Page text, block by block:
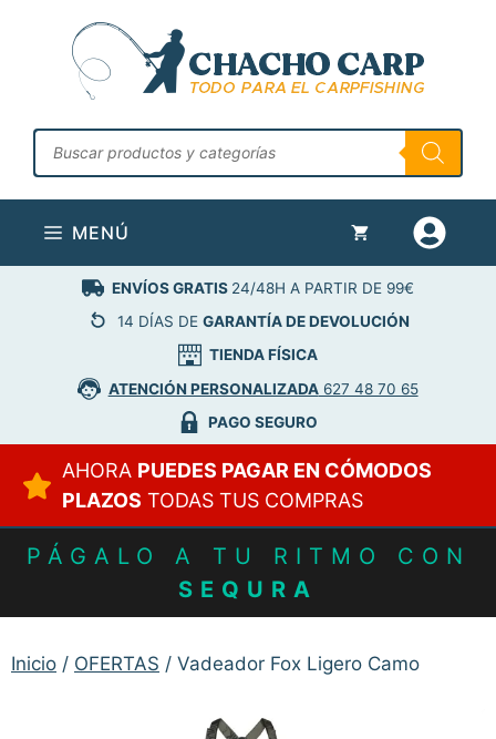
contenido
Búsqueda
de
productos
MENÚ
ENVÍOS GRATIS 24/48H A PARTIR DE 99€
14 DÍAS DE GARANTÍA DE DEVOLUCIÓN
TIENDA FÍSICA
ATENCIÓN PERSONALIZADA627 48 70 65
PAGO SEGURO
AHORA PUEDES PAGAR EN CÓMODOS
PLAZOS TODAS TUS COMPRAS
PÁGALO A TU RITMO CON
SEQURA
Inicio / OFERTAS / Vadeador Fox Ligero Camo